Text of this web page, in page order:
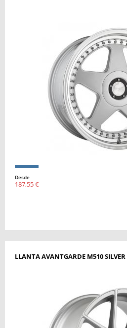
Desde
187,55 €
LLANTA AVANTGARDE M510 SILVER